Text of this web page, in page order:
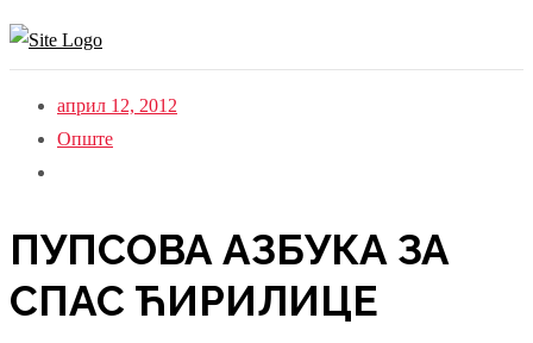
април 12, 2012
Опште
ПУПСОВА АЗБУКА ЗА
СПАС ЋИРИЛИЦЕ